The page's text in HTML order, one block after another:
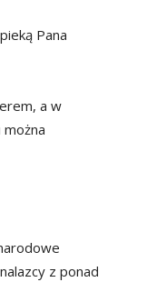
Pana
a w
z ponad